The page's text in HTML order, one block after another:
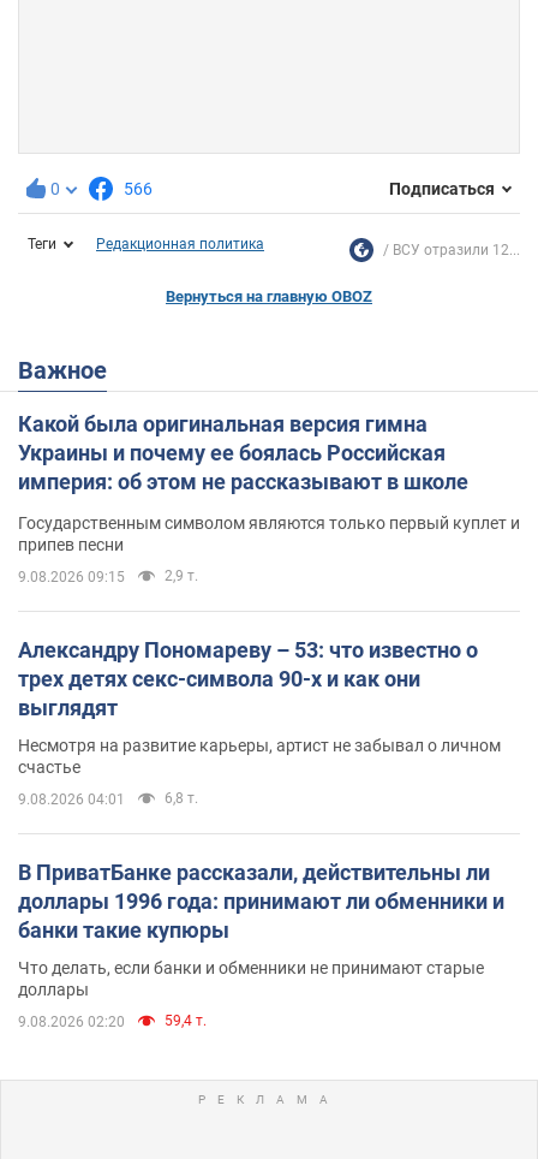
0 566 Подписаться
Теги Редакционная политика ВСУ отразили 12...
Вернуться на главную OBOZ
Важное
Какой была оригинальная версия гимна
Украины и почему ее боялась Российская
империя: об этом не рассказывают в школе
Государственным символом являются только первый куплет и
припев песни
9.08.2026 09:15 2,9 т.
Александру Пономареву – 53: что известно о
трех детях секс-символа 90-х и как они
выглядят
Несмотря на развитие карьеры, артист не забывал о личном
счастье
9.08.2026 04:01 6,8 т.
В ПриватБанке рассказали, действительны ли
доллары 1996 года: принимают ли обменники и
банки такие купюры
Что делать, если банки и обменники не принимают старые
доллары
9.08.2026 02:20 59,4 т.